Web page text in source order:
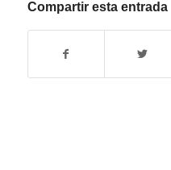
Compartir esta entrada